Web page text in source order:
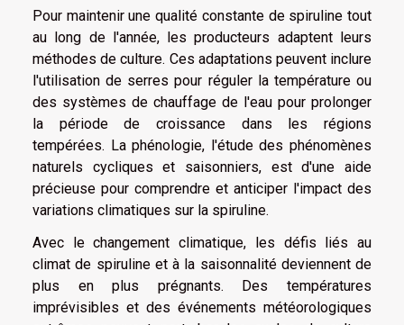
Pour maintenir une qualité constante de spiruline tout
au long de l'année, les producteurs adaptent leurs
méthodes de culture. Ces adaptations peuvent inclure
l'utilisation de serres pour réguler la température ou
des systèmes de chauffage de l'eau pour prolonger
la période de croissance dans les régions
tempérées. La phénologie, l'étude des phénomènes
naturels cycliques et saisonniers, est d'une aide
précieuse pour comprendre et anticiper l'impact des
variations climatiques sur la spiruline.
Avec le changement climatique, les défis liés au
climat de spiruline et à la saisonnalité deviennent de
plus en plus prégnants. Des températures
imprévisibles et des événements météorologiques